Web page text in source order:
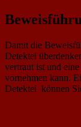
Damit die
Detektei
vertraut ist und
vornehmen kann.
Detektei können